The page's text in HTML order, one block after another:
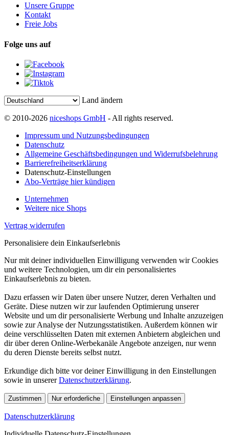
Unsere Gruppe
Kontakt
Freie Jobs
Folge uns auf
Land ändern
© 2010-2026 niceshops GmbH - All rights reserved.
Impressum und Nutzungsbedingungen
Datenschutz
Allgemeine Geschäftsbedingungen und Widerrufsbelehrung
Barrierefreiheitserklärung
Datenschutz-Einstellungen
Abo-Verträge hier kündigen
Unternehmen
Weitere nice Shops
Vertrag widerrufen
Personalisiere dein Einkaufserlebnis
Nur mit deiner individuellen Einwilligung verwenden wir Cookies
und weitere Technologien, um dir ein personalisiertes
Einkaufserlebnis zu bieten.
Dazu erfassen wir Daten über unsere Nutzer, deren Verhalten und
Geräte. Diese nutzen wir zur laufenden Optimierung unserer
Website und um dir personalisierte Werbung und Inhalte anzuzeigen
sowie zur Analyse der Nutzungsstatistiken. Außerdem können wir
deine verschlüsselten Daten mit externen Anbietern abgleichen und
dir über deren Online-Werbekanäle Angebote anzeigen, nur wenn
du deren Dienste bereits selbst nutzt.
Erkundige dich bitte vor deiner Einwilligung in den Einstellungen
sowie in unsererDatenschutzerklärung.
Zustimmen Nur erforderliche Einstellungen anpassen
Datenschutzerklärung